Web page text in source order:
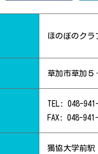
ほのぼのクラ
草加市草加５
TEL: 048-
FAX: 048-
獨協大学前駅